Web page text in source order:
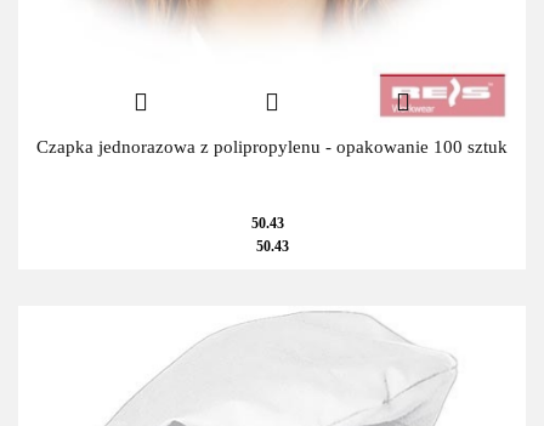
Czapka jednorazowa z polipropylenu - opakowanie 100 sztuk
50.43
50.43